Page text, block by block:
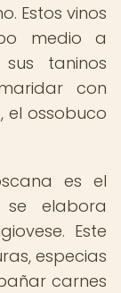
Estos vinos
medio a
taninos
con
el ossobuco
es el
se elabora
Este
especias
carnes